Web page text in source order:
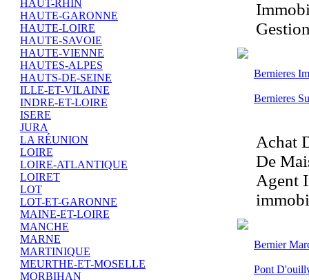
HAUT-RHIN
HAUTE-GARONNE
HAUTE-LOIRE
HAUTE-SAVOIE
HAUTE-VIENNE
HAUTES-ALPES
HAUTS-DE-SEINE
ILLE-ET-VILAINE
INDRE-ET-LOIRE
ISERE
JURA
LA RÉUNION
LOIRE
LOIRE-ATLANTIQUE
LOIRET
LOT
LOT-ET-GARONNE
MAINE-ET-LOIRE
MANCHE
MARNE
MARTINIQUE
MEURTHE-ET-MOSELLE
MORBIHAN
Bernieres
Bernieres
Achat
De
Agent
Bernier
Pont